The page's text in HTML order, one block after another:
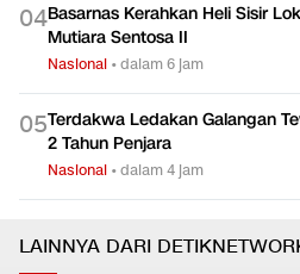
04Basarnas Kerahkan Heli Sisir
Mutiara Sentosa II
Nasional •dalam 6 jam
05Terdakwa Ledakan Galangan
2 Tahun Penjara
Nasional •dalam 4 jam
LAINNYA DARI